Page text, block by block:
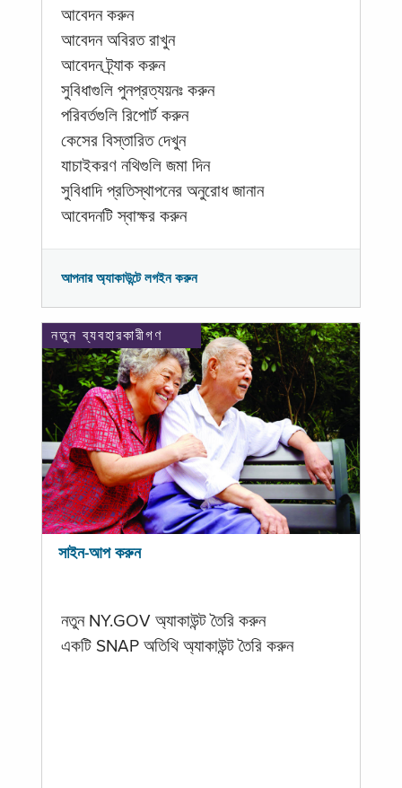
আবেদন করুন
আবেদন অবিরত রাখুন
আবেদন ট্র্যাক করুন
সুবিধাগুলি পুনপ্রত্যয়নঃ করুন
পরিবর্তগুলি রিপোর্ট করুন
কেসের বিস্তারিত দেখুন
যাচাইকরণ নথিগুলি জমা দিন
সুবিধাদি প্রতিস্থাপনের অনুরোধ জানান
আবেদনটি স্বাক্ষর করুন
আপনার অ্যাকাউন্টে লগইন করুন
নতুন ব্যবহারকারীগণ
সাইন-আপ করুন
নতুন NY.GOV অ্যাকাউন্ট তৈরি করুন
একটি SNAP অতিথি অ্যাকাউন্ট তৈরি করুন